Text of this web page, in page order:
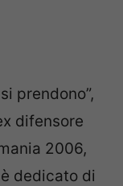
prendono”,
difensore
2006,
dedicato di